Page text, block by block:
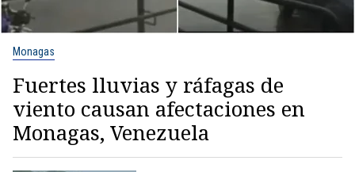
Monagas
Fuertes lluvias y ráfagas de
viento causan afectaciones en
Monagas, Venezuela